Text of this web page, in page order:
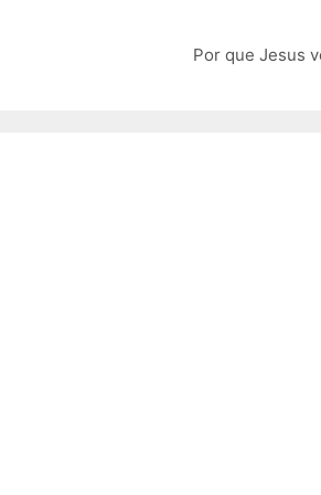
Por que Jesus